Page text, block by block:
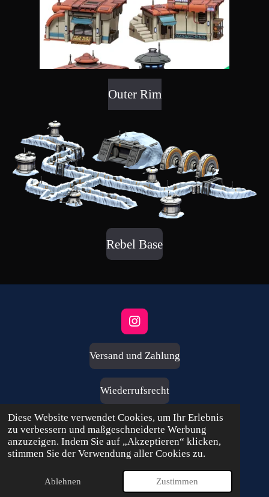
Diese Website verwendet Cookies, um Ihr Erlebnis
zu verbessern und maßgeschneiderte Werbung
anzuzeigen. Indem Sie auf „Akzeptieren“ klicken,
stimmen Sie der Verwendung aller Cookies zu.
Ablehnen Zustimmen
Outer Rim
Rebel Base
I
n
t
g
m
Versand und Zahlung
Wiederrufsrecht
Impressum
AGB
Datenschutzerklärung